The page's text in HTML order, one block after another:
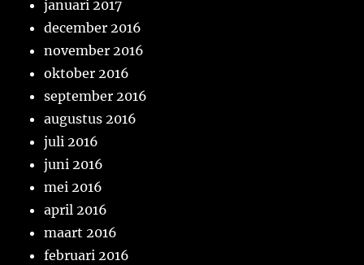
januari 2017
december 2016
november 2016
oktober 2016
september 2016
augustus 2016
juli 2016
juni 2016
mei 2016
april 2016
maart 2016
februari 2016